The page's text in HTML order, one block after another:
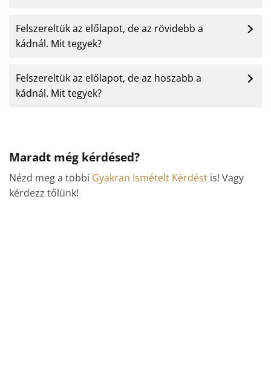
Felszereltük az előlapot, de az rövidebb a
kádnál. Mit tegyek?
Felszereltük az előlapot, de az hoszabb a
kádnál. Mit tegyek?
Maradt még kérdésed?
Nézd meg a többi Gyakran Ismételt Kérdést is! Vagy
kérdezz tőlünk!